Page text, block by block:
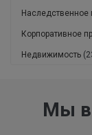
Наследственное
Корпоративное
Недвижимость
Мы в